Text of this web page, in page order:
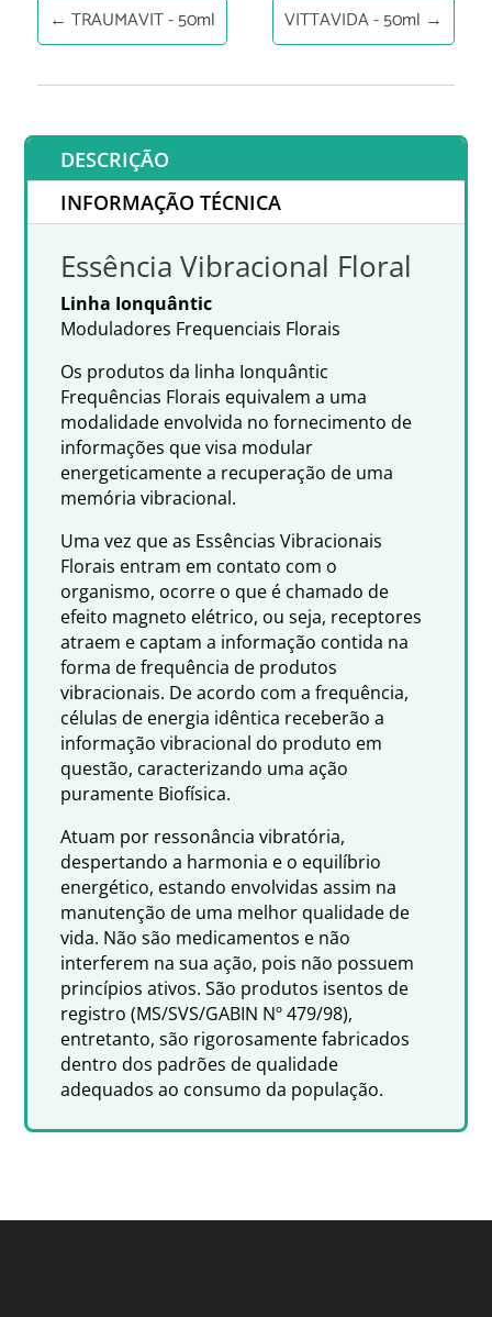
← TRAUMAVIT - 50ml VITTAVIDA - 50ml →
DESCRIÇÃO
INFORMAÇÃO TÉCNICA
Essência Vibracional Floral
Linha Ionquântic
Moduladores Frequenciais Florais
Os produtos da linha Ionquântic
Frequências Florais equivalem a uma
modalidade envolvida no fornecimento de
informações que visa modular
energeticamente a recuperação de uma
memória vibracional.
Uma vez que as Essências Vibracionais
Florais entram em contato com o
organismo, ocorre o que é chamado de
efeito magneto elétrico, ou seja, receptores
atraem e captam a informação contida na
forma de frequência de produtos
vibracionais. De acordo com a frequência,
células de energia idêntica receberão a
informação vibracional do produto em
questão, caracterizando uma ação
puramente Biofísica.
Atuam por ressonância vibratória,
despertando a harmonia e o equilíbrio
energético, estando envolvidas assim na
manutenção de uma melhor qualidade de
vida. Não são medicamentos e não
interferem na sua ação, pois não possuem
princípios ativos. São produtos isentos de
registro (MS/SVS/GABIN Nº 479/98),
entretanto, são rigorosamente fabricados
dentro dos padrões de qualidade
adequados ao consumo da população.